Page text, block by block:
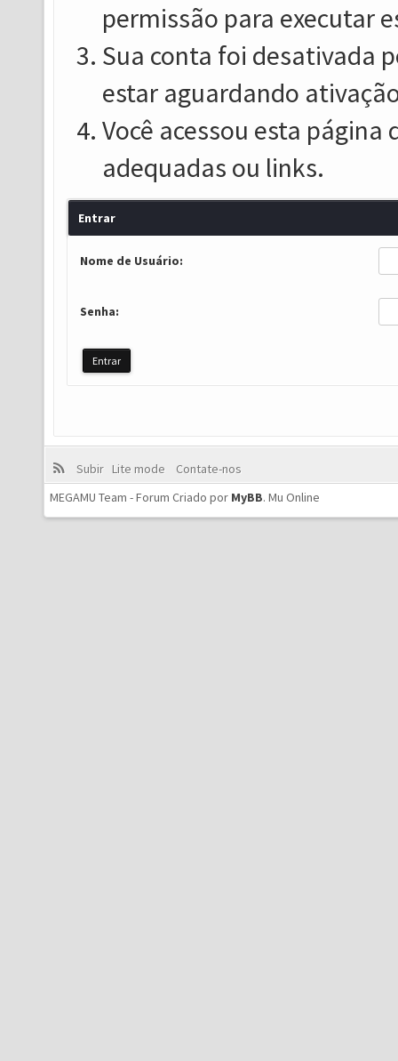
permissão para executar
Sua conta foi desativada
estar aguardando
Você acessou esta
adequadas ou links.
Entrar
Nome de Usuário:
Senha:
Subir Lite mode
Contate-nos
MEGAMU Team - Forum Criado por MyBB. Mu Online